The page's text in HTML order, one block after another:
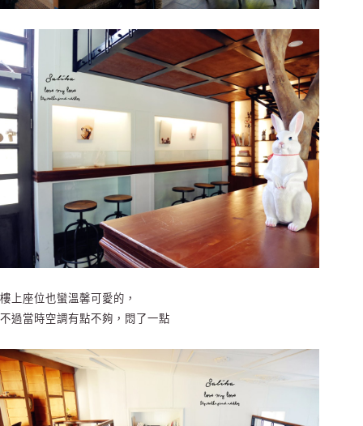
樓上座位也蠻溫馨可愛的，
不過當時空調有點不夠，悶了一點